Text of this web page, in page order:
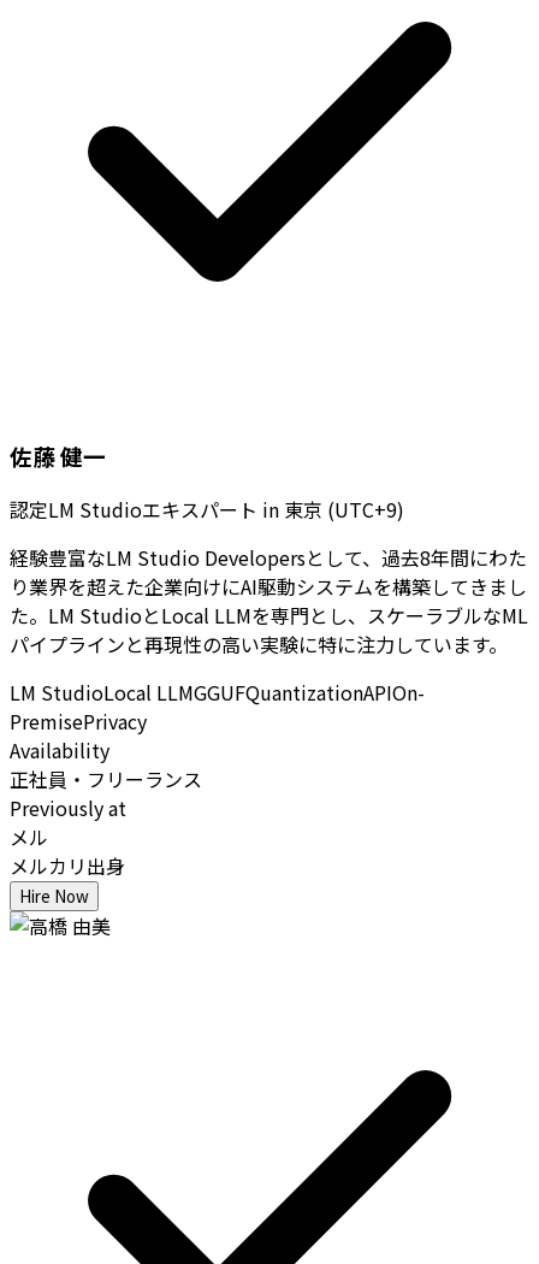
佐藤 健一
認定LM Studioエキスパート in 東京 (UTC+9)
経験豊富なLM Studio Developersとして、過去8年間にわた
り業界を超えた企業向けにAI駆動システムを構築してきまし
た。LM StudioとLocal LLMを専門とし、スケーラブルなML
パイプラインと再現性の高い実験に特に注力しています。
LM StudioLocal LLMGGUFQuantizationAPIOn-
PremisePrivacy
Availability
正社員・フリーランス
Previously at
メル
メルカリ出身
Hire Now